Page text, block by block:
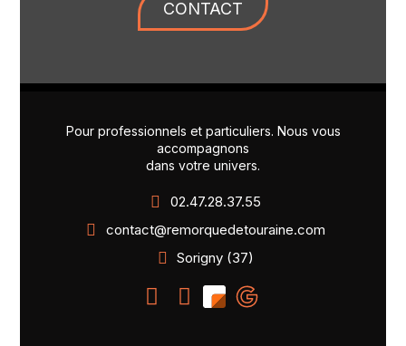
CONTACT
Pour professionnels et particuliers. Nous vous
accompagnons
dans votre univers.
02.47.28.37.55
contact@remorquedetouraine.com
Sorigny (37)